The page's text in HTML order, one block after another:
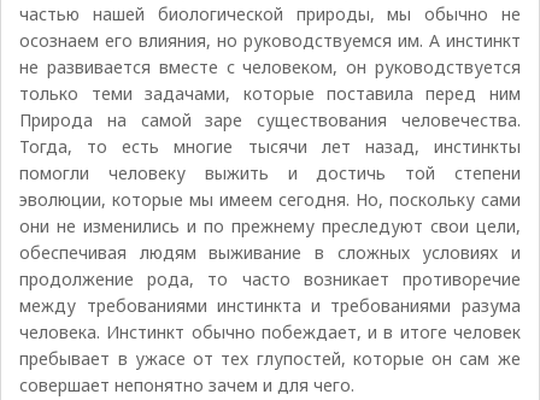
частью нашей биологической природы, мы обычно не
осознаем его влияния, но руководствуемся им. А инстинкт
не развивается вместе с человеком, он руководствуется
только теми задачами, которые поставила перед ним
Природа на самой заре существования человечества.
Тогда, то есть многие тысячи лет назад, инстинкты
помогли человеку выжить и достичь той степени
эволюции, которые мы имеем сегодня. Но, поскольку сами
они не изменились и по прежнему преследуют свои цели,
обеспечивая людям выживание в сложных условиях и
продолжение рода, то часто возникает противоречие
между требованиями инстинкта и требованиями разума
человека. Инстинкт обычно побеждает, и в итоге человек
пребывает в ужасе от тех глупостей, которые он сам же
совершает непонятно зачем и для чего.